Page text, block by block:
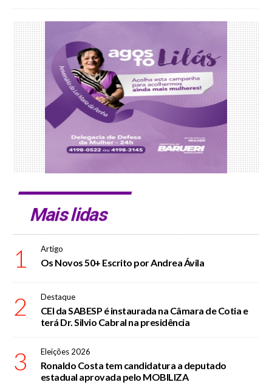
Mais lidas
1 Artigo
Os Novos 50+ Escrito por Andrea Ávila
2 Destaque
CEI da SABESP é instaurada na Câmara de Cotia e
terá Dr. Silvio Cabral na presidência
3 Eleições 2026
Ronaldo Costa tem candidatura a deputado
estadual aprovada pelo MOBILIZA